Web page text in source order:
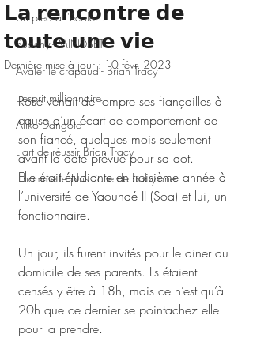
Un pied à l'école...
Sudehy - MINDSET
Avaler le crapaud - Brian Tracy
L'esprit millionnaire
Aliko Dangote
L'art de réussir Brian Tracy
L homme le plus riche de babylone
𝗟𝗮 𝗿𝗲𝗻𝗰𝗼𝗻𝘁𝗿𝗲 𝗱𝗲
𝘁𝗼𝘂𝘁𝗲 𝘂𝗻𝗲 𝘃𝗶𝗲
Dernière mise à jour : 10 févr. 2023
Rose venait de rompre ses fiançailles à
cause d’un écart de comportement de
son fiancé, quelques mois seulement
avant la date prévue pour sa dot.
Elle était étudiante en troisième année à
l’université de Yaoundé II (Soa) et lui, un
fonctionnaire.
Un jour, ils furent invités pour le diner au
domicile de ses parents. Ils étaient
censés y être à 18h, mais ce n’est qu’à
20h que ce dernier se pointachez elle
pour la prendre.